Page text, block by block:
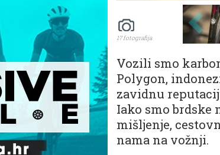
17 fotografija
Vozili smo
Polygon,
zavidnu
Iako smo brdske
mišljenje,
nama na vožnji.